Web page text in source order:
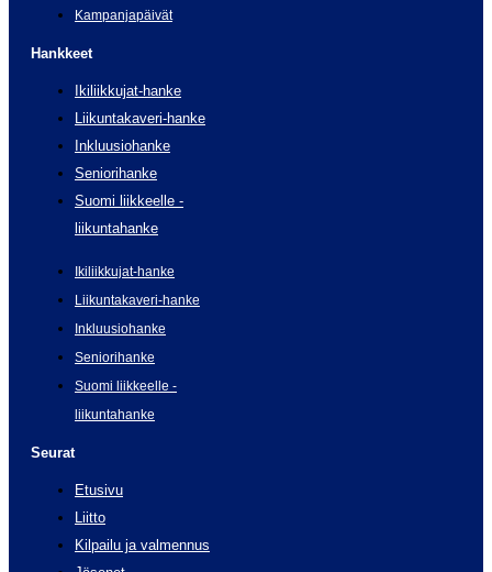
Kampanjapäivät
Hankkeet
Ikiliikkujat-hanke
Liikuntakaveri-hanke
Inkluusiohanke
Seniorihanke
Suomi liikkeelle -
liikuntahanke
Ikiliikkujat-hanke
Liikuntakaveri-hanke
Inkluusiohanke
Seniorihanke
Suomi liikkeelle -
liikuntahanke
Seurat
Etusivu
Liitto
Kilpailu ja valmennus